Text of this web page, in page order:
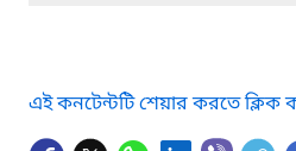
এই কনটেন্টটি শেয়ার করতে